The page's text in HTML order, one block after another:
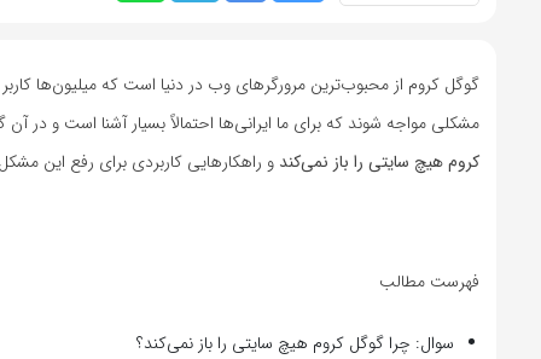
گوگل کروم از محبوب‌ترین مرورگرهای وب در دنیا است که میلیون‌ها
مشکلی مواجه شوند که برای ما ایرانی‌ها احتمالاً بسیار آشنا است و در
کروم هیچ سایتی را باز نمی‌کند و راهکارهایی کاربردی برای رفع این
فهرست مطالب
سوال: چرا گوگل کروم هیچ سایتی را باز نمی‌کند؟